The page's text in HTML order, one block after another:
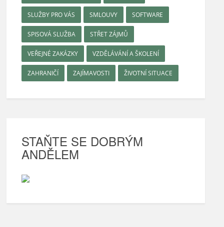
SLUŽBY PRO VÁS SMLOUVY SOFTWARE
SPISOVÁ SLUŽBA STŘET ZÁJMŮ
VEŘEJNÉ ZAKÁZKY VZDĚLÁVÁNÍ A ŠKOLENÍ
ZAHRANIČÍ ZAJÍMAVOSTI ŽIVOTNÍ SITUACE
STAŇTE SE DOBRÝM
ANDĚLEM